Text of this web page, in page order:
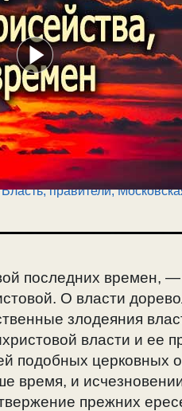
Власть, правители,
последних времен,
О власти
злодеяния
власти и ее
подобных церковных
время, и
прежних